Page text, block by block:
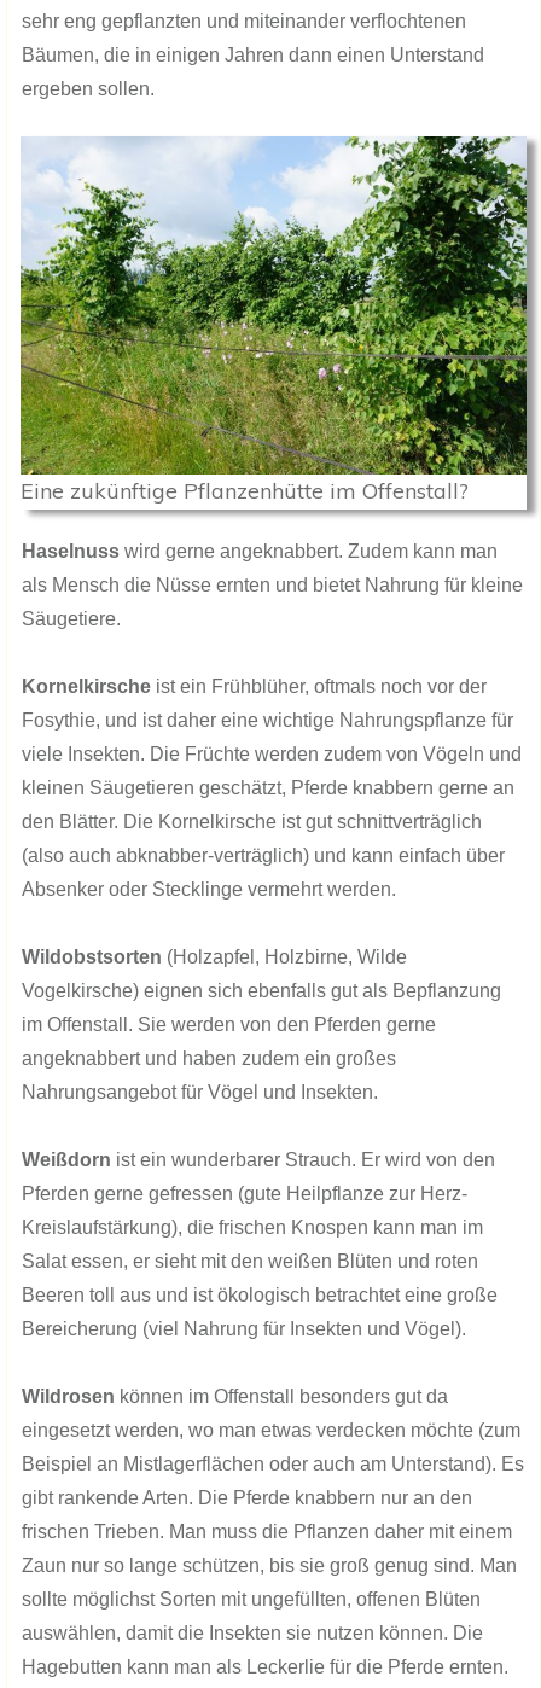
sehr eng gepflanzten und miteinander verflochtenen
Bäumen, die in einigen Jahren dann einen Unterstand
ergeben sollen.
Eine zukünftige Pflanzenhütte im Offenstall?
Haselnuss wird gerne angeknabbert. Zudem kann man
als Mensch die Nüsse ernten und bietet Nahrung für kleine
Säugetiere.
Kornelkirsche ist ein Frühblüher, oftmals noch vor der
Fosythie, und ist daher eine wichtige Nahrungspflanze für
viele Insekten. Die Früchte werden zudem von Vögeln und
kleinen Säugetieren geschätzt, Pferde knabbern gerne an
den Blätter. Die Kornelkirsche ist gut schnittverträglich
(also auch abknabber-verträglich) und kann einfach über
Absenker oder Stecklinge vermehrt werden.
Wildobstsorten (Holzapfel, Holzbirne, Wilde
Vogelkirsche) eignen sich ebenfalls gut als Bepflanzung
im Offenstall. Sie werden von den Pferden gerne
angeknabbert und haben zudem ein großes
Nahrungsangebot für Vögel und Insekten.
Weißdorn ist ein wunderbarer Strauch. Er wird von den
Pferden gerne gefressen (gute Heilpflanze zur Herz-
Kreislaufstärkung), die frischen Knospen kann man im
Salat essen, er sieht mit den weißen Blüten und roten
Beeren toll aus und ist ökologisch betrachtet eine große
Bereicherung (viel Nahrung für Insekten und Vögel).
Wildrosen können im Offenstall besonders gut da
eingesetzt werden, wo man etwas verdecken möchte (zum
Beispiel an Mistlagerflächen oder auch am Unterstand). Es
gibt rankende Arten. Die Pferde knabbern nur an den
frischen Trieben. Man muss die Pflanzen daher mit einem
Zaun nur so lange schützen, bis sie groß genug sind. Man
sollte möglichst Sorten mit ungefüllten, offenen Blüten
auswählen, damit die Insekten sie nutzen können. Die
Hagebutten kann man als Leckerlie für die Pferde ernten.